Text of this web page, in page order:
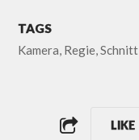
TAGS
Kamera, Regie,Schnitt
LIKE